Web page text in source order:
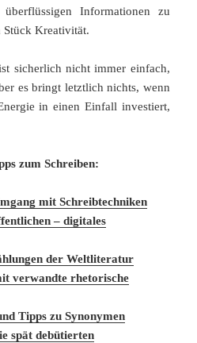
Informationen zu
Stück Kreativität.
sicherlich nicht immer einfach,
es bringt letztlich nichts, wenn
in einen Einfall investiert,
zum Schreiben:
mit Schreibtechniken
– digitales
der Weltliteratur
verwandte rhetorische
Tipps zu Synonymen
spät debütierten